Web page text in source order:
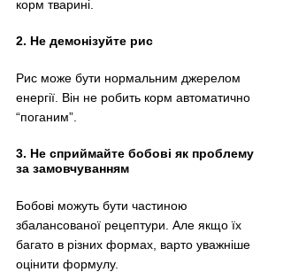
корм тварині.
2. Не демонізуйте рис
Рис може бути нормальним джерелом
енергії. Він не робить корм автоматично
“поганим”.
3. Не сприймайте бобові як проблему
за замовчуванням
Бобові можуть бути частиною
збалансованої рецептури. Але якщо їх
багато в різних формах, варто уважніше
оцінити формулу.